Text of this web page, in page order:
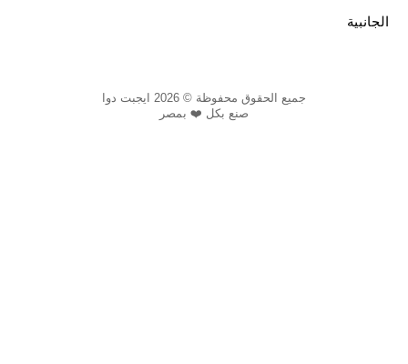
الجانبية
جميع الحقوق محفوظة © 2026 ايجبت دوا
صنع بكل ❤️ بمصر